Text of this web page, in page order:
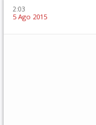
2:03
5 Ago 2015